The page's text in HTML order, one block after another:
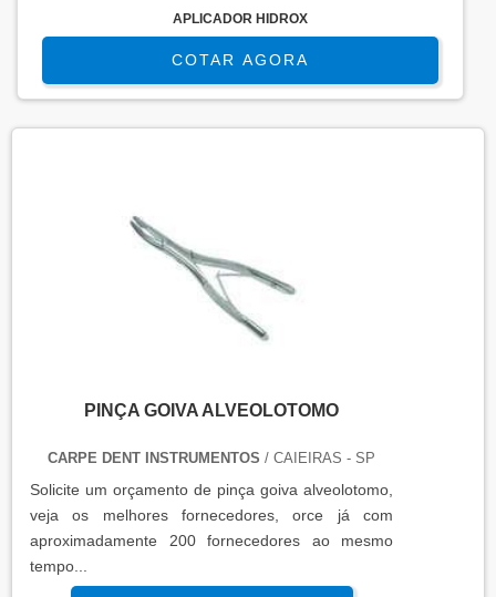
APLICADOR HIDROX
COTAR AGORA
PINÇA GOIVA ALVEOLOTOMO
CARPE DENT INSTRUMENTOS / CAIEIRAS - SP
Solicite um orçamento de pinça goiva alveolotomo,
veja os melhores fornecedores, orce já com
aproximadamente 200 fornecedores ao mesmo
tempo...